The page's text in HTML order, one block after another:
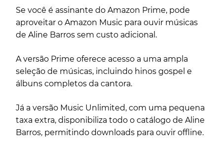
Se você é assinante do Amazon Prime, pode
aproveitar o Amazon Music para ouvir músicas
de Aline Barros sem custo adicional.
A versão Prime oferece acesso a uma ampla
seleção de músicas, incluindo hinos gospel e
álbuns completos da cantora.
Já a versão Music Unlimited, com uma pequena
taxa extra, disponibiliza todo o catálogo de Aline
Barros, permitindo downloads para ouvir offline.